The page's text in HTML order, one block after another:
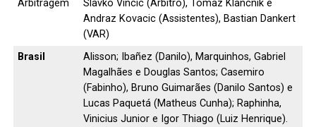
Arbitragem
Slavko Vincic (Árbitro), Tomaz Klancnik e
Andraz Kovacic (Assistentes), Bastian Dankert
(VAR)
Brasil
Alisson; Ibañez (Danilo), Marquinhos, Gabriel
Magalhães e Douglas Santos; Casemiro
(Fabinho), Bruno Guimarães (Danilo Santos) e
Lucas Paquetá (Matheus Cunha); Raphinha,
Vinicius Junior e Igor Thiago (Luiz Henrique).